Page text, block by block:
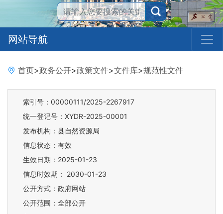
网站导航
首页>政务公开>政策文件>文件库>规范性文件
索引号：00000111/2025-2267917
统一登记号：XYDR-2025-00001
发布机构：县自然资源局
信息状态： 有效
生效日期：2025-01-23
信息时效期：
2030-01-23
公开方式：政府网站
公开范围：全部公开